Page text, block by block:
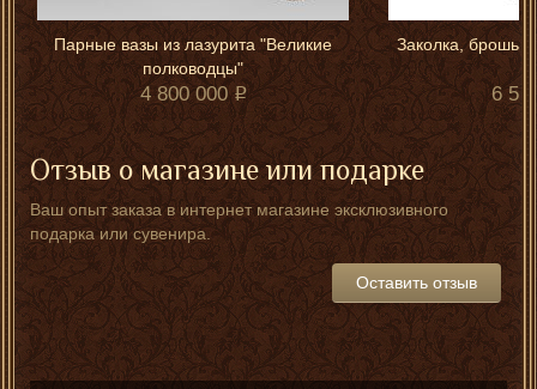
Парные вазы из лазурита "Великие
полководцы"
4 800 000
Заколка, брошь
6
Отзыв о магазине или подарке
Ваш опыт заказа в интернет магазине эксклюзивного
подарка или сувенира.
Оставить отзыв